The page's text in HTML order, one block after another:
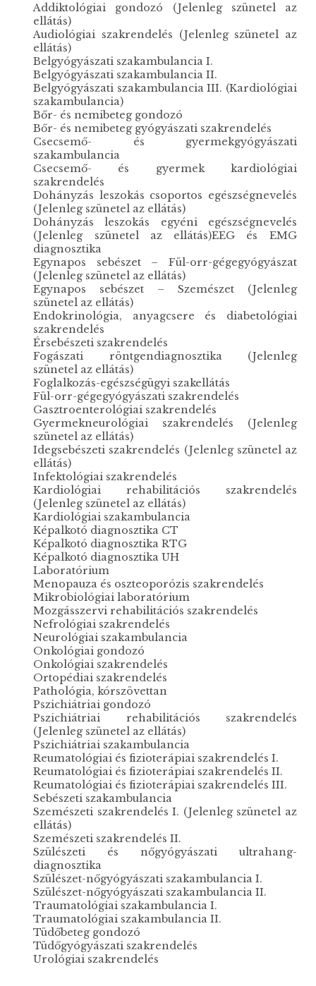
Addiktológiai gondozó (Jelenleg szünetel az
ellátás)
Audiológiai szakrendelés (Jelenleg szünetel az
ellátás)
Belgyógyászati szakambulancia I.
Belgyógyászati szakambulancia II.
Belgyógyászati szakambulancia III. (Kardiológiai
szakambulancia)
Bőr- és nemibeteg gondozó
Bőr- és nemibeteg gyógyászati szakrendelés
Csecsemő- és gyermekgyógyászati
szakambulancia
Csecsemő- és gyermek kardiológiai
szakrendelés
Dohányzás leszokás csoportos egészségnevelés
(Jelenleg szünetel az ellátás)
Dohányzás leszokás egyéni egészségnevelés
(Jelenleg szünetel az ellátás)EEG és EMG
diagnosztika
Egynapos sebészet – Fül-orr-gégegyógyászat
(Jelenleg szünetel az ellátás)
Egynapos sebészet – Szemészet (Jelenleg
szünetel az ellátás)
Endokrinológia, anyagcsere és diabetológiai
szakrendelés
Érsebészeti szakrendelés
Fogászati röntgendiagnosztika (Jelenleg
szünetel az ellátás)
Foglalkozás-egészségügyi szakellátás
Fül-orr-gégegyógyászati szakrendelés
Gasztroenterológiai szakrendelés
Gyermekneurológiai szakrendelés (Jelenleg
szünetel az ellátás)
Idegsebészeti szakrendelés (Jelenleg szünetel az
ellátás)
Infektológiai szakrendelés
Kardiológiai rehabilitációs szakrendelés
(Jelenleg szünetel az ellátás)
Kardiológiai szakambulancia
Képalkotó diagnosztika CT
Képalkotó diagnosztika RTG
Képalkotó diagnosztika UH
Laboratórium
Menopauza és oszteoporózis szakrendelés
Mikrobiológiai laboratórium
Mozgásszervi rehabilitációs szakrendelés
Nefrológiai szakrendelés
Neurológiai szakambulancia
Onkológiai gondozó
Onkológiai szakrendelés
Ortopédiai szakrendelés
Pathológia, kórszövettan
Pszichiátriai gondozó
Pszichiátriai rehabilitációs szakrendelés
(Jelenleg szünetel az ellátás)
Pszichiátriai szakambulancia
Reumatológiai és fizioterápiai szakrendelés I.
Reumatológiai és fizioterápiai szakrendelés II.
Reumatológiai és fizioterápiai szakrendelés III.
Sebészeti szakambulancia
Szemészeti szakrendelés I. (Jelenleg szünetel az
ellátás)
Szemészeti szakrendelés II.
Szülészeti és nőgyógyászati ultrahang-
diagnosztika
Szülészet-nőgyógyászati szakambulancia I.
Szülészet-nőgyógyászati szakambulancia II.
Traumatológiai szakambulancia I.
Traumatológiai szakambulancia II.
Tüdőbeteg gondozó
Tüdőgyógyászati szakrendelés
Urológiai szakrendelés